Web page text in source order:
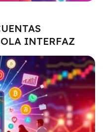
INTERFAZ